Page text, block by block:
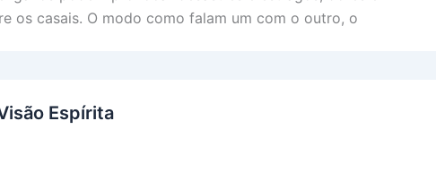
os casais. O modo como falam um com o outro, o
Espírita